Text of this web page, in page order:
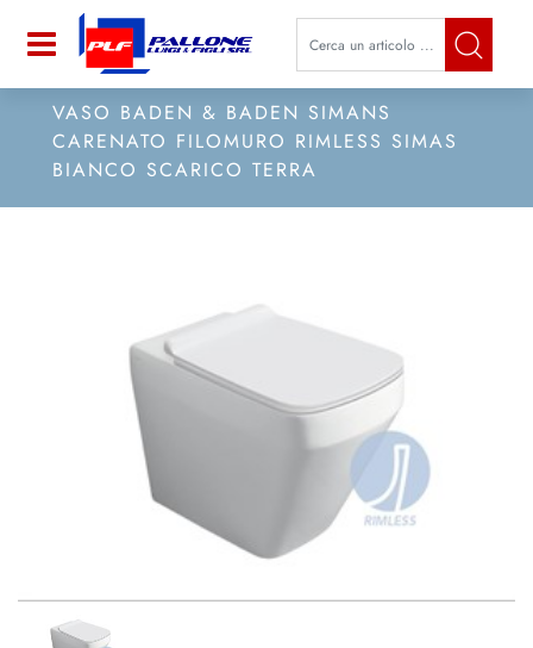
Open La modifica di un filtro
VASO BADEN & BADEN SIMANS
CARENATO FILOMURO RIMLESS SIMAS
BIANCO SCARICO TERRA